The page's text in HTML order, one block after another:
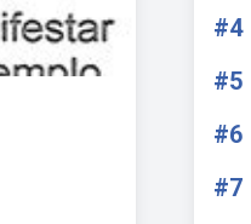
#4
#5
#6
#7